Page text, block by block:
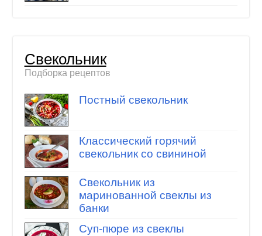
Свекольник
Подборка рецептов
Постный свекольник
Классический горячий
свекольник со свининой
Свекольник из
маринованной свеклы из
банки
Суп-пюре из свеклы